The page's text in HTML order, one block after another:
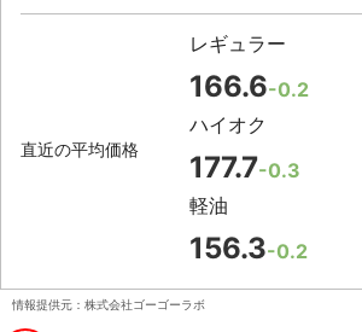
直近の平均価格
レギュラー
166.6-0.2
ハイオク
177.7-0.3
軽油
156.3-0.2
情報提供元：株式会社ゴーゴーラボ